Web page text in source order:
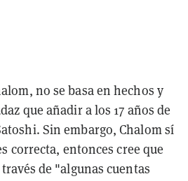
no se basa en hechos y
que añadir a los 17 años de
Sin embargo, Chalom sí
correcta, entonces cree que
de "algunas cuentas